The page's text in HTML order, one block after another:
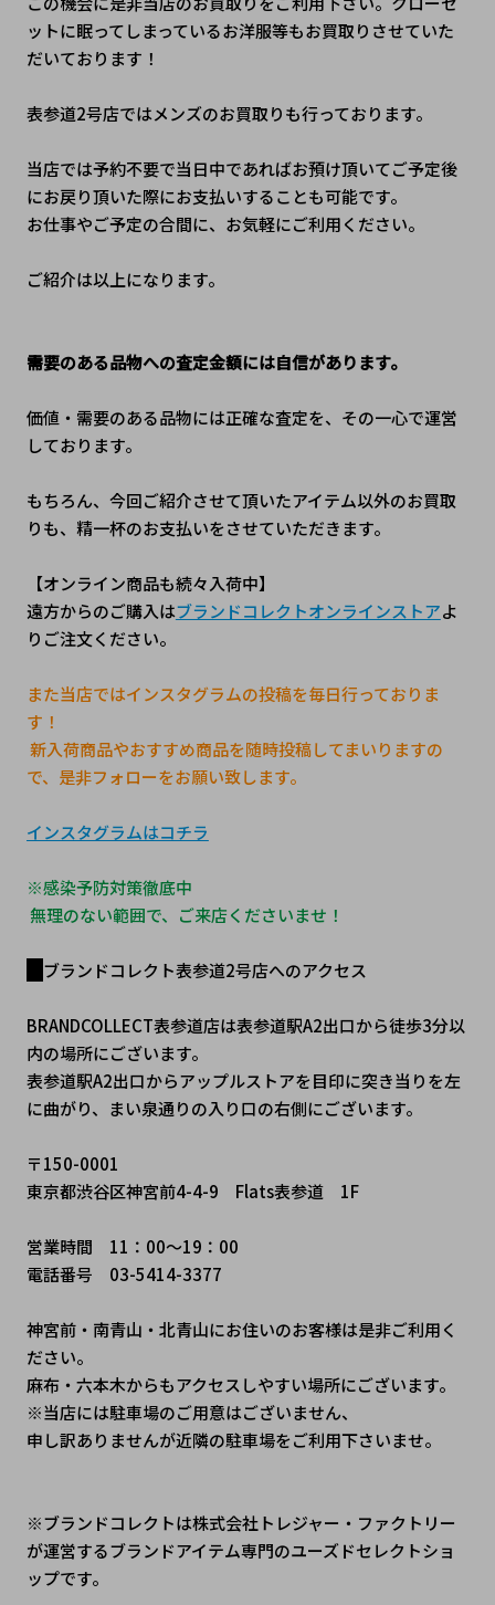
ットに眠ってしまっているお洋服等もお買取りさせていた
だいております！
表参道2号店ではメンズのお買取りも行っております。
当店では予約不要で当日中であればお預け頂いてご予定後
にお戻り頂いた際にお支払いすることも可能です。
お仕事やご予定の合間に、お気軽にご利用ください。
ご紹介は以上になります。
需要のある品物への査定金額には自信があります。
価値・需要のある品物には正確な査定を、その一心で運営
しております。
もちろん、今回ご紹介させて頂いたアイテム以外のお買取
りも、精一杯のお支払いをさせていただきます。
【オンライン商品も続々入荷中】
遠方からのご購入はブランドコレクトオンラインストアよ
りご注文ください。
また当店ではインスタグラムの投稿を毎日行っておりま
す！
で、是非フォローをお願い致します。
インスタグラムはコチラ
※感染予防対策徹底中
無理のない範囲で、ご来店くださいませ！
ブランドコレクト表参道2号店へのアクセス
BRANDCOLLECT表参道店は表参道駅A2出口から徒歩3分以
内の場所にございます。
表参道駅A2出口からアップルストアを目印に突き当りを左
に曲がり、まい泉通りの入り口の右側にございます。
〒150-0001
東京都渋谷区神宮前4-4-9　Flats表参道　1F
営業時間　11：00～19：00
電話番号　03-5414-3377
神宮前・南青山・北青山にお住いのお客様は是非ご利用く
ださい。
麻布・六本木からもアクセスしやすい場所にございます。
※当店には駐車場のご用意はございません、
申し訳ありませんが近隣の駐車場をご利用下さいませ。
※ブランドコレクトは株式会社トレジャー・ファクトリー
が運営するブランドアイテム専門のユーズドセレクトショ
ップです。